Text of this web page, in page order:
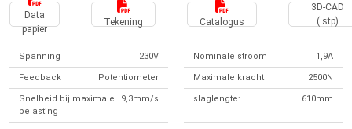
Suomi (EUR)
Svenska (SEK)
Data
papier
Tekening Catalogus
3D-CAD
(.stp)
Spanning 230V Nominale stroom 1,9A
Feedback Potentiometer Maximale kracht 2500N
Snelheid bij maximale
belasting
9,3mm/s slaglengte: 610mm